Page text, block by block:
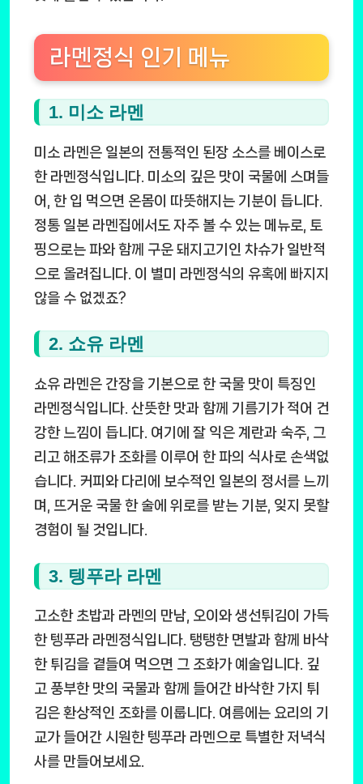
라멘정식 인기 메뉴
1. 미소 라멘
미소 라멘은 일본의 전통적인 된장 소스를 베이스로
한 라멘정식입니다. 미소의 깊은 맛이 국물에 스며들
어, 한 입 먹으면 온몸이 따뜻해지는 기분이 듭니다.
정통 일본 라멘집에서도 자주 볼 수 있는 메뉴로, 토
핑으로는 파와 함께 구운 돼지고기인 차슈가 일반적
으로 올려집니다. 이 별미 라멘정식의 유혹에 빠지지
않을 수 없겠죠?
2. 쇼유 라멘
쇼유 라멘은 간장을 기본으로 한 국물 맛이 특징인
라멘정식입니다. 산뜻한 맛과 함께 기름기가 적어 건
강한 느낌이 듭니다. 여기에 잘 익은 계란과 숙주, 그
리고 해조류가 조화를 이루어 한 파의 식사로 손색없
습니다. 커피와 다리에 보수적인 일본의 정서를 느끼
며, 뜨거운 국물 한 술에 위로를 받는 기분, 잊지 못할
경험이 될 것입니다.
3. 텡푸라 라멘
고소한 초밥과 라멘의 만남, 오이와 생선튀김이 가득
한 텡푸라 라멘정식입니다. 탱탱한 면발과 함께 바삭
한 튀김을 곁들여 먹으면 그 조화가 예술입니다. 깊
고 풍부한 맛의 국물과 함께 들어간 바삭한 가지 튀
김은 환상적인 조화를 이룹니다. 여름에는 요리의 기
교가 들어간 시원한 텡푸라 라멘으로 특별한 저녁식
사를 만들어보세요.